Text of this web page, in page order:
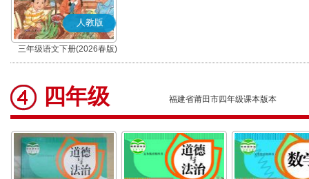
人教版
三年级语文下册(2026春版)
(部编版)
四年级 福建省莆田市四年级课本版本